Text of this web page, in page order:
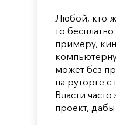
Любой, кто
то
примеру,
может без
на руторге
Власти
проект, дабы